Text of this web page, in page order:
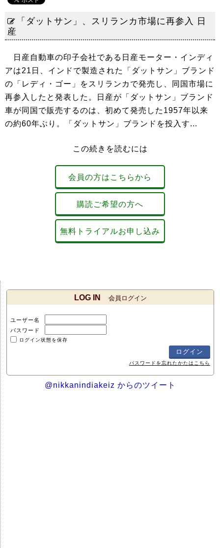
「ダットサン」、スリランカ市場に再参入 日
産
日産自動車の印子会社である日産モーター・インディ
アは21日、インドで製造された「ダットサン」ブランド
の「レディ・ゴー」をスリランカで発売し、同国市場に
再参入したと発表した。日産が「ダットサン」ブランド
車が同国で販売するのは、初めて発売した1957年以来
の約60年ぶり。「ダットサン」ブランドを投入す...
この続きを読むには
会員の方はこちらから
購読ご希望の方へ
無料トライアルお申し込み
LOG IN 会員ログイン
ユーザー名
パスワード
ログイン状態を保存
パスワードを忘れたかたはこちら
@nikkanindiakeiz からのツイート